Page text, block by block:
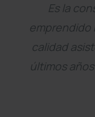
Es la
emprendido
calidad
últimos